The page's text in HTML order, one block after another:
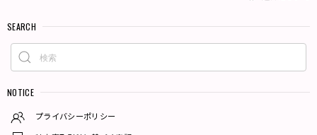
SEARCH
NOTICE
プライバシーポリシー